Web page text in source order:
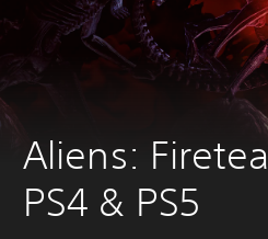
Aliens:
PS4 & PS5